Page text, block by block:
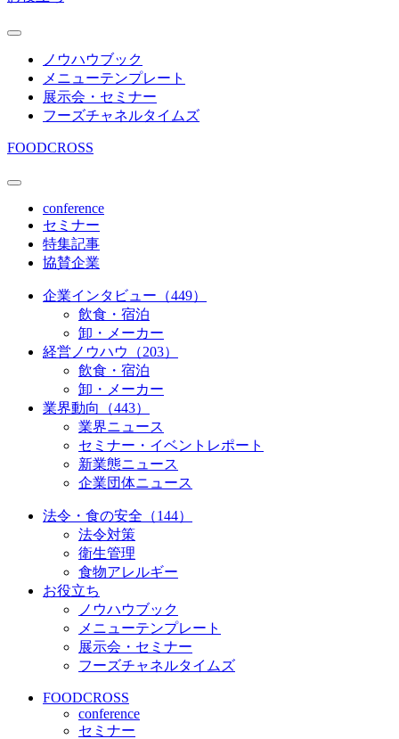
ノウハウブック
メニューテンプレート
展示会・セミナー
フーズチャネルタイムズ
FOODCROSS
conference
セミナー
特集記事
協賛企業
企業インタビュー（449）
飲食・宿泊
卸・メーカー
経営ノウハウ（203）
飲食・宿泊
卸・メーカー
業界動向（443）
業界ニュース
セミナー・イベントレポート
新業態ニュース
企業団体ニュース
法令・食の安全（144）
法令対策
衛生管理
食物アレルギー
お役立ち
ノウハウブック
メニューテンプレート
展示会・セミナー
フーズチャネルタイムズ
FOODCROSS
conference
セミナー